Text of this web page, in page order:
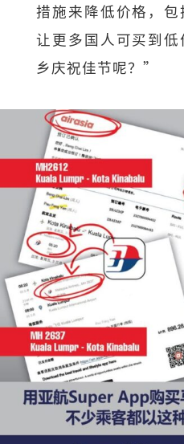
措施来降低价格，
让更多国人可买到
乡庆祝佳节呢？”